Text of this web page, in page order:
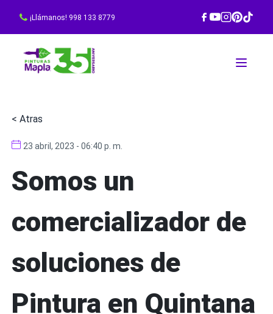
¡Llámanos! 998 133 8779
< Atras
23 abril, 2023 - 06:40 p. m.
Somos un
comercializador de
soluciones de
Pintura en Quintana